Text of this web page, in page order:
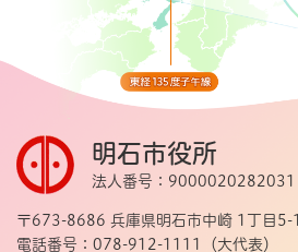
明石市役所
法人番号：9000020282031
〒673-8686 兵庫県明石市中崎 1丁目5-1
電話番号：078-912-1111（大代表）